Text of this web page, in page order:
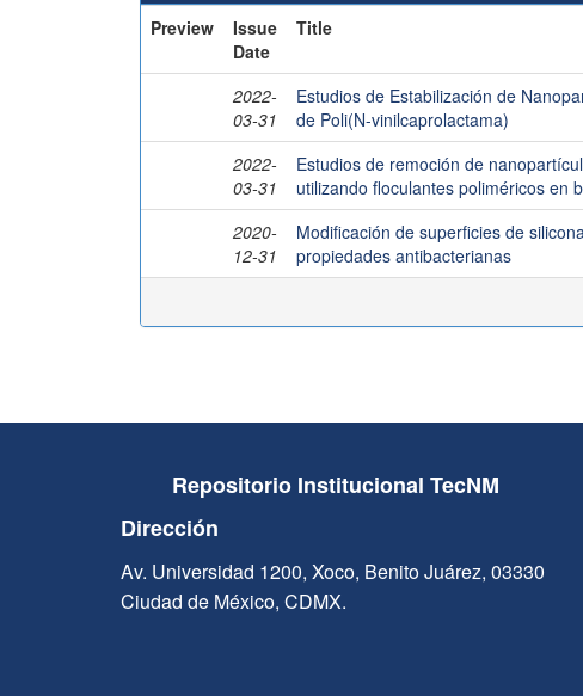
Preview
Issue
Date
Title
2022-
03-31
Estudios de Estabilización de
de Poli(N-vinilcaprolactama)
2022-
03-31
Estudios de remoción de
utilizando floculantes poliméricos en
2020-
12-31
Modificación de superficies de
propiedades antibacterianas
Repositorio Institucional TecNM
Dirección
Av. Universidad 1200, Xoco, Benito Juárez, 03330
Ciudad de México, CDMX.